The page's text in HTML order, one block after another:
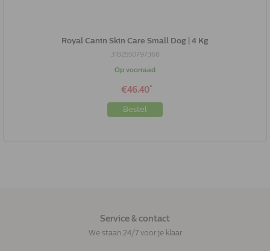
Royal Canin Skin Care Small Dog | 4 Kg
3182550797368
Op voorraad
€46.40*
Bestel
Service & contact
We staan 24/7 voor je klaar